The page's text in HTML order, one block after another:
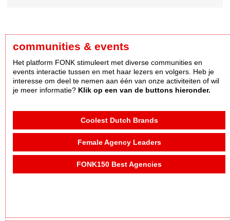
communities & events
Het platform FONK stimuleert met diverse communities en
events interactie tussen en met haar lezers en volgers. Heb je
interesse om deel te nemen aan één van onze activiteiten of wil
je meer informatie? Klik op een van de buttons hieronder.
Coolest Dutch Brands
Female Agency Leaders
FONK150 Best Agencies